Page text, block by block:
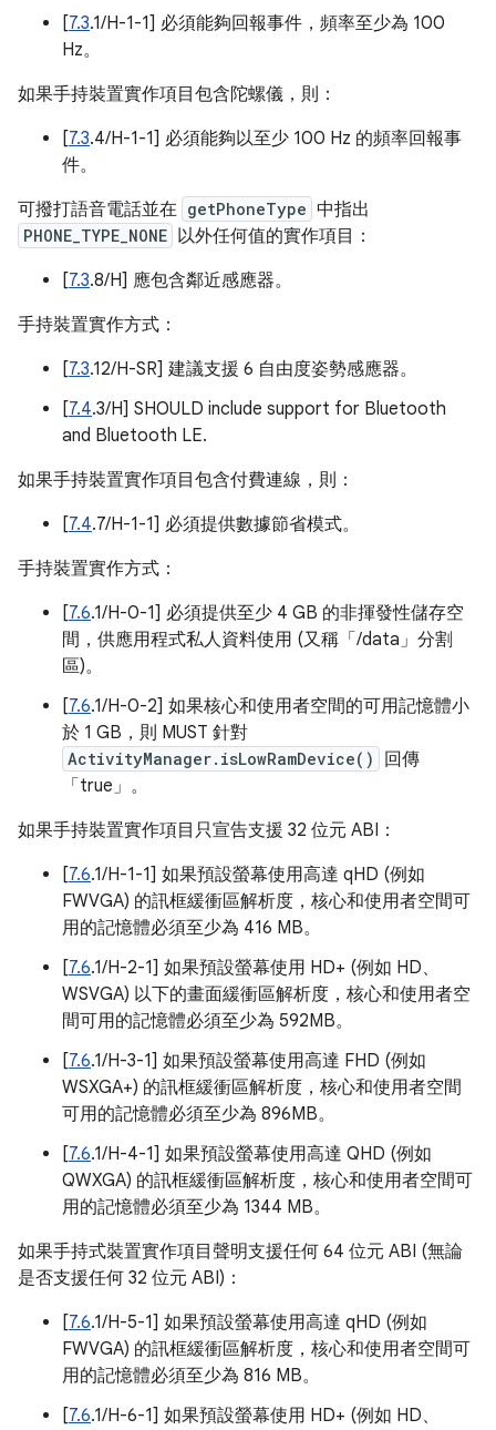
[7.3.1/H-1-1] 必須能夠回報事件，頻率至少為 100
Hz。
如果手持裝置實作項目包含陀螺儀，則：
[7.3.4/H-1-1] 必須能夠以至少 100 Hz 的頻率回報事
件。
可撥打語音電話並在 getPhoneType 中指出
PHONE_TYPE_NONE 以外任何值的實作項目：
[7.3.8/H] 應包含鄰近感應器。
手持裝置實作方式：
[7.3.12/H-SR] 建議支援 6 自由度姿勢感應器。
[7.4.3/H] SHOULD include support for Bluetooth
and Bluetooth LE.
如果手持裝置實作項目包含付費連線，則：
[7.4.7/H-1-1] 必須提供數據節省模式。
手持裝置實作方式：
[7.6.1/H-0-1] 必須提供至少 4 GB 的非揮發性儲存空
間，供應用程式私人資料使用 (又稱「/data」分割
區)。
[7.6.1/H-0-2] 如果核心和使用者空間的可用記憶體小
於 1 GB，則 MUST 針對
ActivityManager.isLowRamDevice()
回傳
「true」。
如果手持裝置實作項目只宣告支援 32 位元 ABI：
[7.6.1/H-1-1] 如果預設螢幕使用高達 qHD (例如
FWVGA) 的訊框緩衝區解析度，核心和使用者空間可
用的記憶體必須至少為 416 MB。
[7.6.1/H-2-1] 如果預設螢幕使用 HD+ (例如 HD、
WSVGA) 以下的畫面緩衝區解析度，核心和使用者空
間可用的記憶體必須至少為 592MB。
[7.6.1/H-3-1] 如果預設螢幕使用高達 FHD (例如
WSXGA+) 的訊框緩衝區解析度，核心和使用者空間
可用的記憶體必須至少為 896MB。
[7.6.1/H-4-1] 如果預設螢幕使用高達 QHD (例如
QWXGA) 的訊框緩衝區解析度，核心和使用者空間可
用的記憶體必須至少為 1344 MB。
如果手持式裝置實作項目聲明支援任何 64 位元 ABI (無論
是否支援任何 32 位元 ABI)：
[7.6.1/H-5-1] 如果預設螢幕使用高達 qHD (例如
FWVGA) 的訊框緩衝區解析度，核心和使用者空間可
用的記憶體必須至少為 816 MB。
[7.6.1/H-6-1] 如果預設螢幕使用 HD+ (例如 HD、